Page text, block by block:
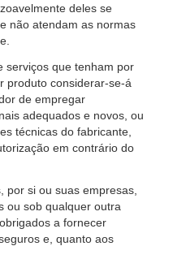
deles se
não atendam as normas
serviços que tenham por
produto considerar-se-á
de empregar
adequados e novos, ou
técnicas do fabricante,
em contrário do
por si ou suas empresas,
ou sob qualquer outra
a fornecer
e, quanto aos